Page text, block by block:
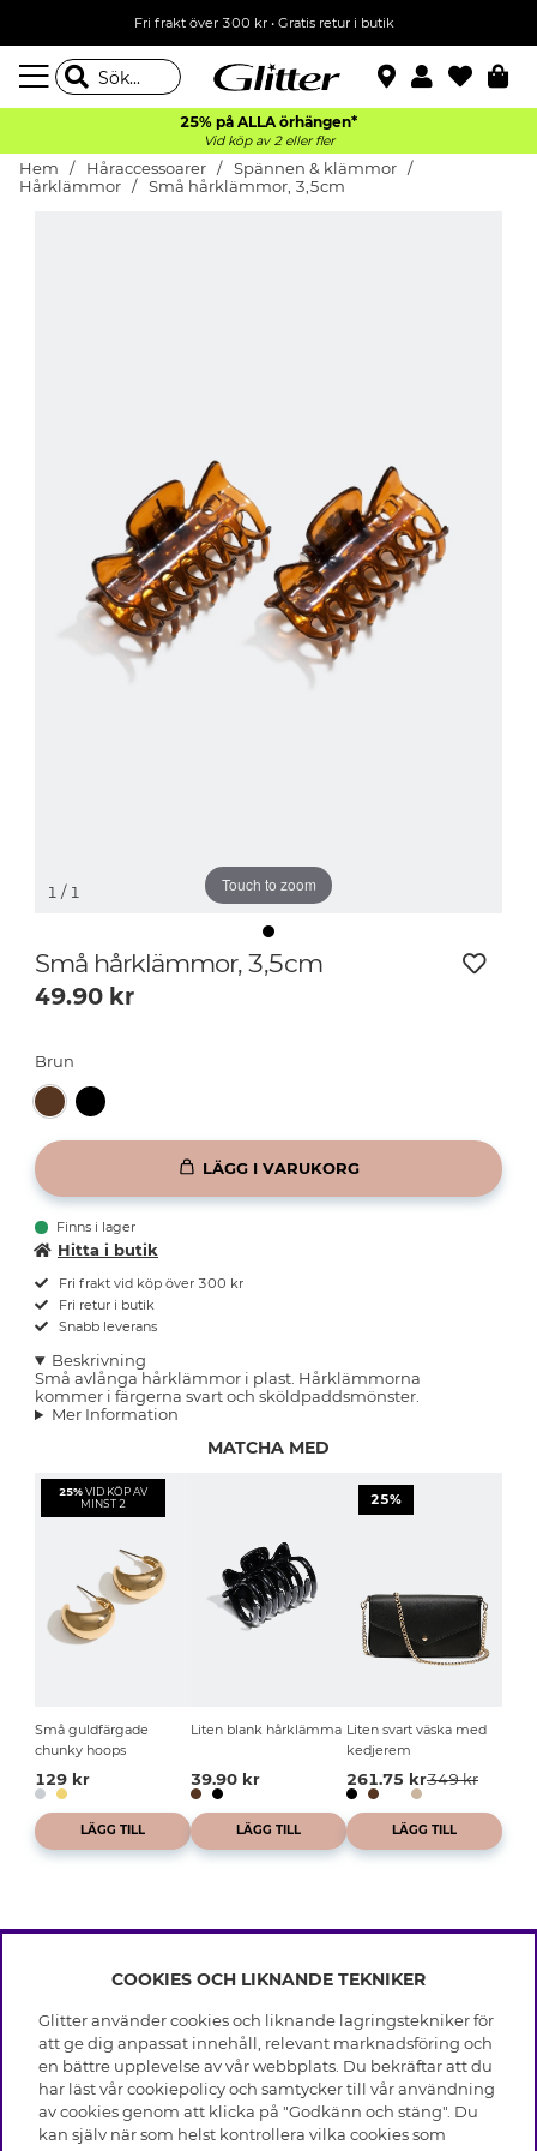
Fri frakt över 300 kr• Gratis retur i butik
25% på ALLA örhängen*
Vid köp av 2 eller fler
Hem Håraccessoarer
Spännen & klämmor
Hårklämmor
Små hårklämmor, 3,5cm
Touch to zoom
1 / 1
Små hårklämmor, 3,5cm
49.90 kr
Brun
LÄGG I VARUKORG
Finns i lager
Hitta i butik
Fri frakt vid köp över 300 kr
Fri retur i butik
Snabb leverans
Beskrivning
Små avlånga hårklämmor i plast. Hårklämmorna
kommer i färgerna svart och sköldpaddsmönster.
Mer Information
MATCHA MED
25% VID KÖP AV
MINST 2
Små guldfärgade
chunky hoops
129 kr
LÄGG TILL
Liten blank hårklämma
39.90 kr
LÄGG TILL
25%
Liten svart väska med
kedjerem
261.75 kr349 kr
LÄGG TILL
INFO
Leverans
Villkor
Integritetspolicy
Cookies
Medlemsvillkor
OM GLITTER
Black Friday
Våra butiker
HJÄLP
COOKIES OCH LIKNANDE TEKNIKER
Glitter använder cookies och liknande lagringstekniker för
att ge dig anpassat innehåll, relevant marknadsföring och
en bättre upplevelse av vår webbplats. Du bekräftar att du
har läst vår cookiepolicy och samtycker till vår användning
av cookies genom att klicka på "Godkänn och stäng". Du
kan själv när som helst kontrollera vilka cookies som